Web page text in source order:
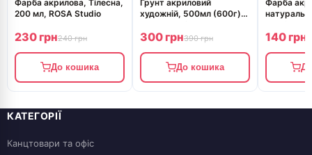
Фарба акрилова, Тілесна,
200 мл, ROSA Studio
230 грн240 грн
До кошика
Грунт акриловий
художній, 500мл (600г),
300 грн390 грн
До кошика
Фарба
140 грн
КАТЕГОРІЇ
Канцтовари та офіс